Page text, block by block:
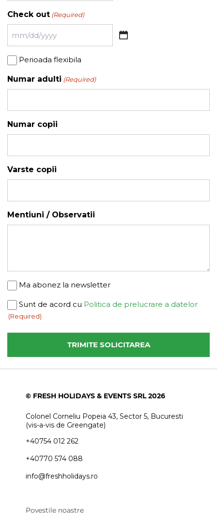
DD
Check out (Required)
MM
DD
slash
Perioada
Perioada flexibila
Numar adulti (Required)
Numar copii
Varste copii
Mentiuni / Observatii
Newsletter
Ma abonez la newsletter
Consent
(Required)
Sunt de acord cu Politica de prelucrare a datelor
(Required)
© FRESH HOLIDAYS & EVENTS SRL 2026
Colonel Corneliu Popeia 43, Sector 5, Bucuresti
(vis-a-vis de Greengate)
+40754 012 262
+40770 574 088
info@freshholidays.ro
Povestile noastre